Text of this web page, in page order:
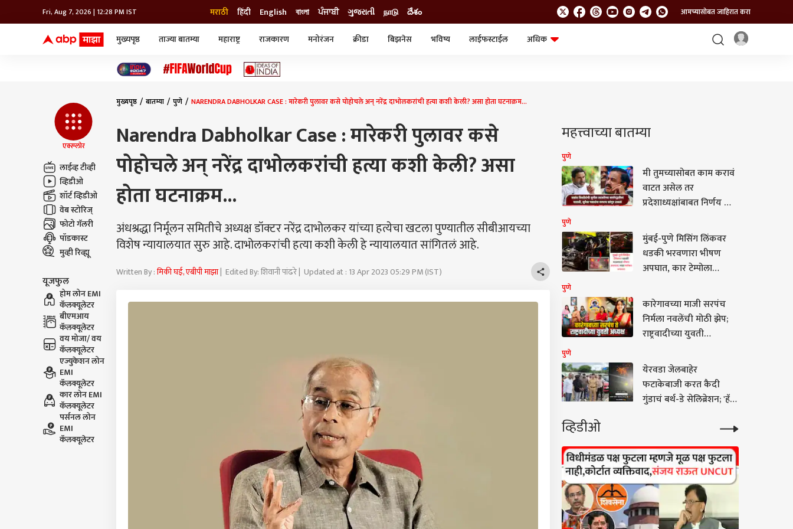
Fri, Aug 7, 2026 | 12:28 PM IST मराठी हिंदी English বাংলা ਪੰਜਾਬੀ ગુજરાતી நாடு దేశం आमच्यासोबत जाहिरात करा
मुख्यपृष्ठ ताज्या बातम्या महाराष्ट्र राजकारण मनोरंजन क्रीडा बिझनेस भविष्य लाईफस्टाईल
अधिक
कोल्हापूर
नवी मुंबई
अमरावती
अकोला
एक्स्प्लोर
लाईव्ह टीव्ही
व्हिडीओ
शॉर्ट व्हिडीओ
वेब स्टोरिज्
फोटो गॅलरी
पॉडकास्ट
मुव्ही रिव्ह्यू
यूजफुल
होम लोन EMI
कॅलक्यूलेटर
बीएमआय
कॅलक्यूलेटर
वय मोजा/ वय
कॅलक्यूलेटर
एज्युकेशन लोन
EMI
कॅलक्यूलेटर
कार लोन EMI
कॅलक्यूलेटर
पर्सनल लोन
EMI
कॅलक्यूलेटर
मुख्यपृष्ठ बातम्या पुणे NARENDRA DABHOLKAR CASE : मारेकरी पुलावर कसे पोहोचले अन् नरेंद्र दाभोलकरांची हत्या कशी केली? असा होता घटनाक्रम...
Narendra Dabholkar Case : मारेकरी पुलावर कसे
पोहोचले अन् नरेंद्र दाभोलकरांची हत्या कशी केली? असा
होता घटनाक्रम...
अंधश्रद्धा निर्मूलन समितीचे अध्यक्ष डॉक्टर नरेंद्र दाभोलकर यांच्या हत्येचा खटला पुण्यातील सीबीआयच्या
विशेष न्यायालयात सुरु आहे. दाभोलकरांची हत्या कशी केली हे न्यायालयात सांगितलं आहे.
Written By :मिकी घई, एबीपी माझा| Edited By: शिवानी पांढरे | Updated at : 13 Apr 2023 05:29 PM (IST)
महत्त्वाच्या बातम्या
पुणे
मी तुमच्यासोबत काम करावं
वाटत असेल तर
प्रदेशाध्यक्षांबाबत निर्णय घ्या,
पवारांना थेटच सांगितलं,
सुनील तटकरेंबाबत नाराजी
पुणे
मुंबई-पुणे मिसिंग लिंकवर
धडकी भरवणारा भीषण
अपघात, कार टेम्पोला
भयंकर VIDEO
पुणे
कारेगावच्या माजी सरपंच
निर्मला नवलेंची मोठी झेप;
राष्ट्रवादीच्या युवती
पुणे
येरवडा जेलबाहेर
फटाकेबाजी करत कैदी
गुंडाचं बर्थ-डे सेलिब्रेशन; 'हॅपी
सोशल मीडियावर व्हिडिओ;
पोलिसांनी खाकीचा हिसका
दाखवला अन्...
व्हिडीओ